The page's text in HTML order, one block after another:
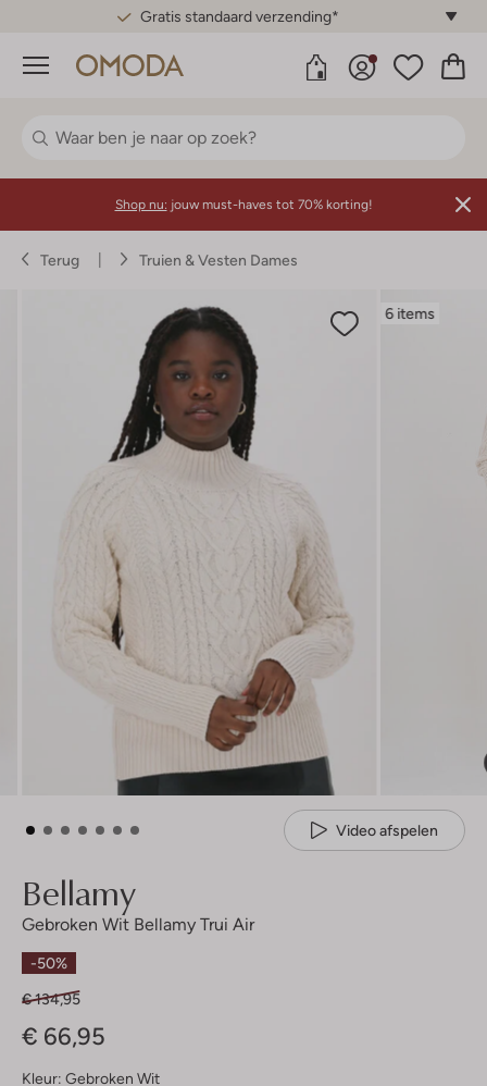
Gratis standaard verzending*
Menu
Shop nu: jouw must-haves tot 70% korting!
Terug Truien & Vesten Dames
6 items
Video afspelen
Bellamy
Gebroken Wit Bellamy Trui Air
-50%
€ 134,95
€ 66,95
Kleur: Gebroken Wit